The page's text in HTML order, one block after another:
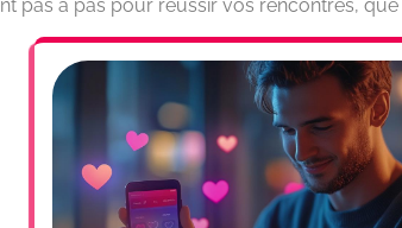
pas à pas pour réussir vos rencontres,